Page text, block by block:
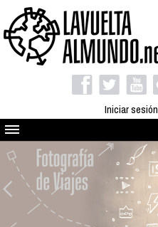
Iniciar sesión
Quienes somos
El proyecto
Blog
Viaja con nosotros